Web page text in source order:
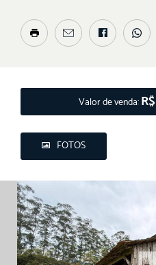
FOTOS
Valor de venda: